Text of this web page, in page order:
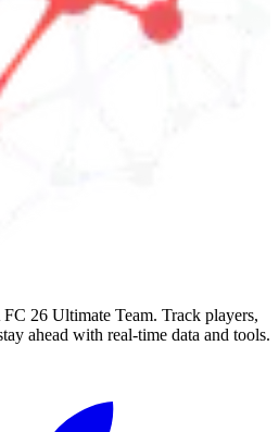
FC 26 Ultimate Team. Track players,
ahead with real-time data and tools.